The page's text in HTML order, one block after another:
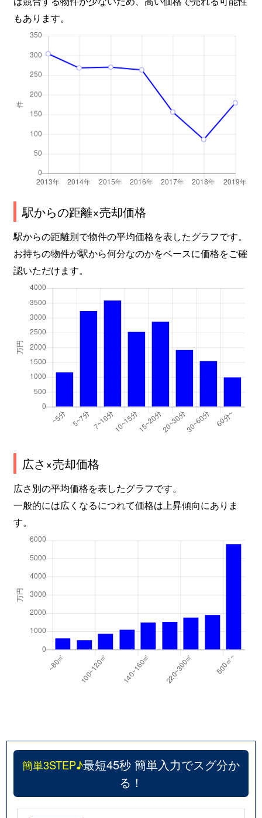
西与賀町 500万円
佐賀
西与賀町
500万円
佐賀
東佐賀町
400万円
東与賀町大字飯盛
500万円
東与賀町大字下古賀
佐賀
東与賀町大字田中
兵庫町
120万円
伊賀屋
兵庫町
1,700万円
兵庫町
300万円
佐賀
兵庫町
2,900万円
佐賀
兵庫南
18,000万円
佐賀
富士町大字上合瀬
30万円
富士町大字上合瀬
富士町大字下合瀬
堀川町
3,000万円
佐賀
1,100万円
佐賀
本庄町
本庄町
760万円
本庄町
2,900万円
佐賀
松原
850万円
佐賀
松原
水ヶ江
水ヶ江
2,500万円
佐賀
水ヶ江
980万円
佐賀
840万円
諸富町大字大堂
620万円
佐賀
諸富町大字大堂
290万円
佐賀
諸富町大字為重
690万円
佐賀
もあります。
駅からの距離×売却価格
駅からの距離別で物件の平均価格を表したグラフです。
お持ちの物件が駅から何分なのかをベースに価格をご確
認いただけます。
広さ×売却価格
広さ別の平均価格を表したグラフです。
一般的には広くなるにつれて価格は上昇傾向にありま
す。
簡単3STEP♪最短45秒 簡単入力でスグ分か
る！